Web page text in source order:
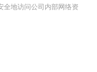
全地访问公司内部网络资